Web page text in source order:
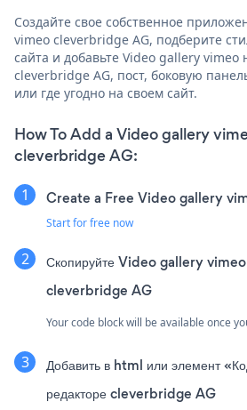
Создайте свое собственное
vimeo cleverbridge AG, подберите
сайта и добавьте Video gallery vimeo
cleverbridge AG, пост, боковую
или где угодно на своем сайт.
How To Add a Video gallery
cleverbridge AG:
Create a Free Video gallery
Start for free now
Скопируйте Video gallery vimeo
cleverbridge AG
Your code block will be available once
Добавить в html или элемент
редакторе cleverbridge AG